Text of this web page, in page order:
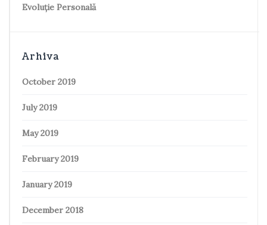
Evoluție Personală
Arhiva
October 2019
July 2019
May 2019
February 2019
January 2019
December 2018